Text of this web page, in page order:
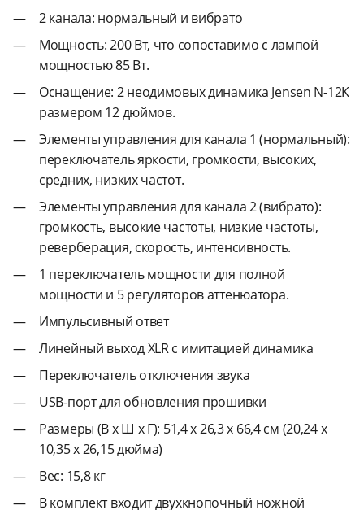
2 канала: нормальный и вибрато
Мощность: 200 Вт, что сопоставимо с лампой
мощностью 85 Вт.
Оснащение: 2 неодимовых динамика Jensen N-12K
размером 12 дюймов.
Элементы управления для канала 1 (нормальный):
переключатель яркости, громкости, высоких,
средних, низких частот.
Элементы управления для канала 2 (вибрато):
громкость, высокие частоты, низкие частоты,
реверберация, скорость, интенсивность.
1 переключатель мощности для полной
мощности и 5 регуляторов аттенюатора.
Импульсивный ответ
Линейный выход XLR с имитацией динамика
Переключатель отключения звука
USB-порт для обновления прошивки
Размеры (В x Ш x Г): 51,4 x 26,3 x 66,4 см (20,24 x
10,35 x 26,15 дюйма)
Вес: 15,8 кг
В комплект входит двухкнопочный ножной